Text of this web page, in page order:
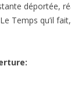
déportée,
Temps qu’il